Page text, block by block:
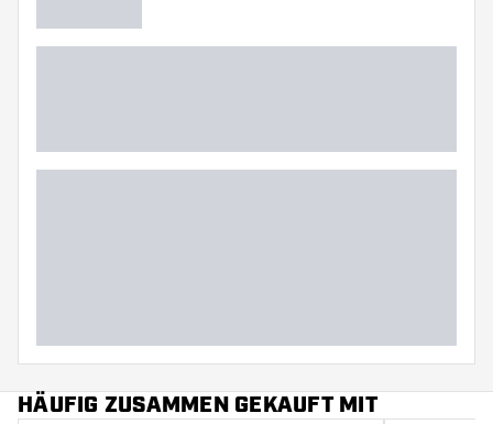
HÄUFIG ZUSAMMEN GEKAUFT MIT